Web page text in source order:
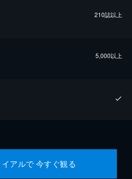
210誌以上
5,000以上
アルで 今すぐ観る